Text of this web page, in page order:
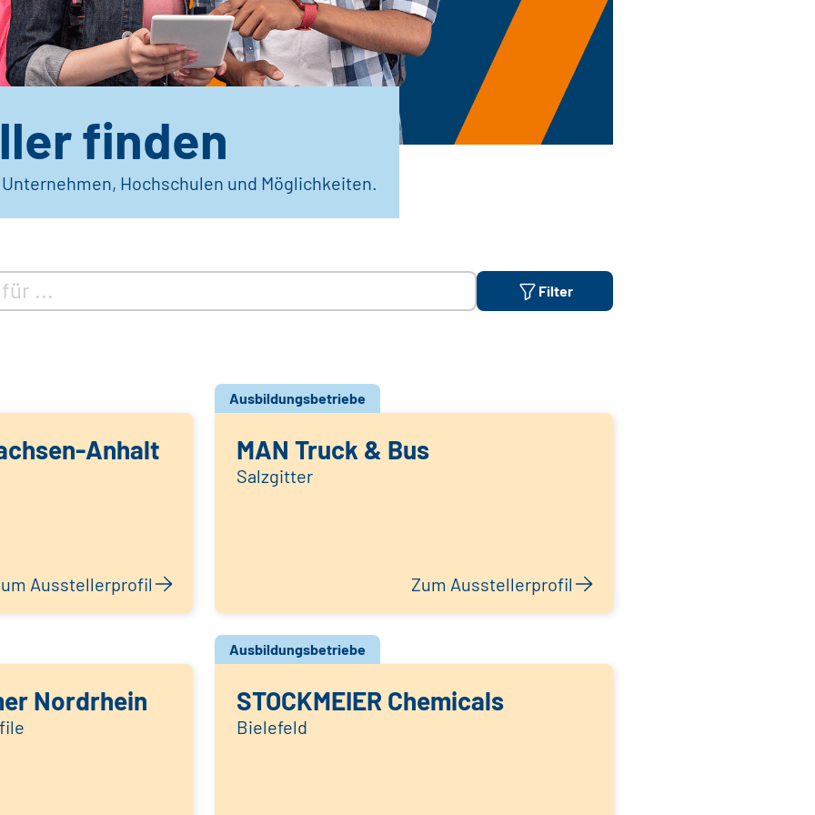
finden
Hochschulen und Möglichkeiten.
Filter
Anhalt
Ausstellerprofil
Ausbildungsbetriebe
MAN Truck & Bus
Salzgitter
Zum Ausstellerprofil
Nordrhein
Ausbildungsbetriebe
STOCKMEIER Chemicals
Bielefeld